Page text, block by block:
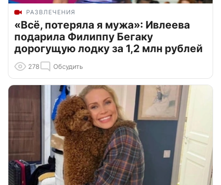
РАЗВЛЕЧЕНИЯ
«Всё, потеряла я мужа»: Ивлеева
подарила Филиппу Бегаку
дорогущую лодку за 1,2 млн рублей
278 Обсудить